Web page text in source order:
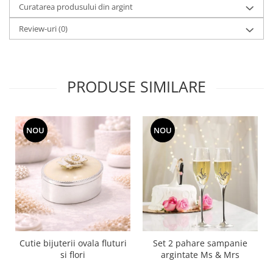
CELESTIAL GOLD
NATURE
CHINOISERIE WHITE
KINGSLEY
SERENDIPITY GOLD
SERENDIPITY PLATINUM
CHELSEA
MEDICEA
CELESTIAL
PATCHWORK WILLOW
BLUE LILY
HIBISCUS
Curatarea produsului din argint
Review-uri(0)
PRODUSE SIMILARE
NOU
Cutie bijuterii ovala fluturi
si flori
NOU
Set 2 pahare sampanie
argintate Ms & Mrs